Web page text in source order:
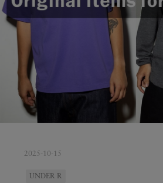
2025-10-15
UNDER R